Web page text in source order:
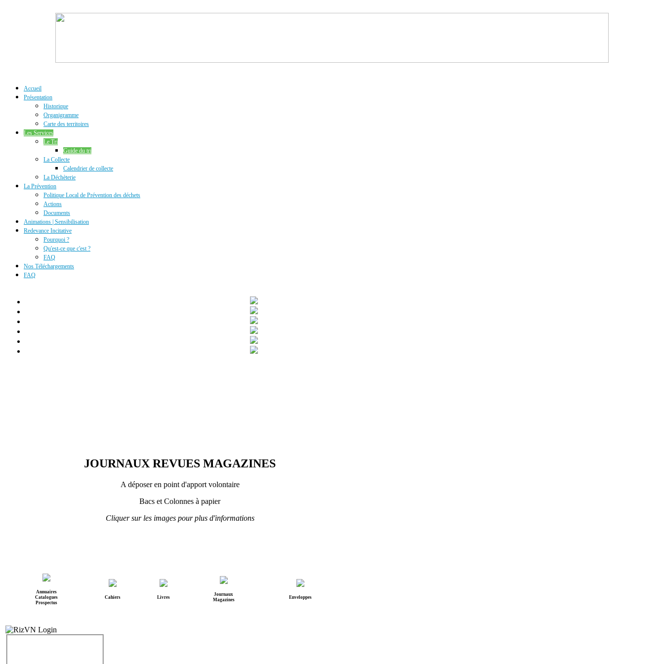
Accueil
Présentation
Historique
Organigramme
Carte des territoires
Les Services
Le Tri
Guide du tri
La Collecte
Calendrier de collecte
La Déchèterie
La Prévention
Politique Local de Prévention des déchets
Actions
Documents
Animations | Sensibilisation
Redevance Incitative
Pourquoi ?
Qu'est-ce que c'est ?
FAQ
Nos Téléchargements
FAQ
JOURNAUX REVUES MAGAZINES
A déposer en point d'apport volontaire
Bacs et Colonnes à papier
Cliquer sur les images pour plus d'informations
Annuaires
Catalogues
Prospectus
Cahiers Livres
Journaux
Magazines
Enveloppes